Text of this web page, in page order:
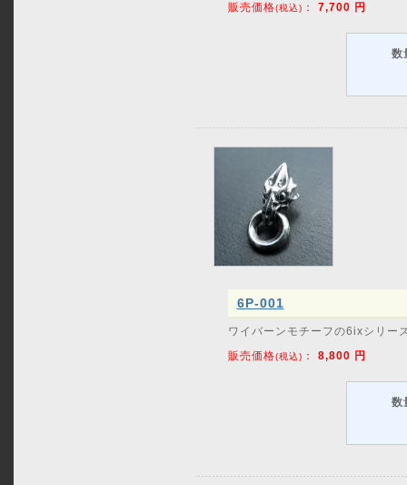
販売価格(税込) ： 7,700 円
数
6P-001
ワイバーンモチーフの6ixシリー
販売価格(税込) ： 8,800 円
数